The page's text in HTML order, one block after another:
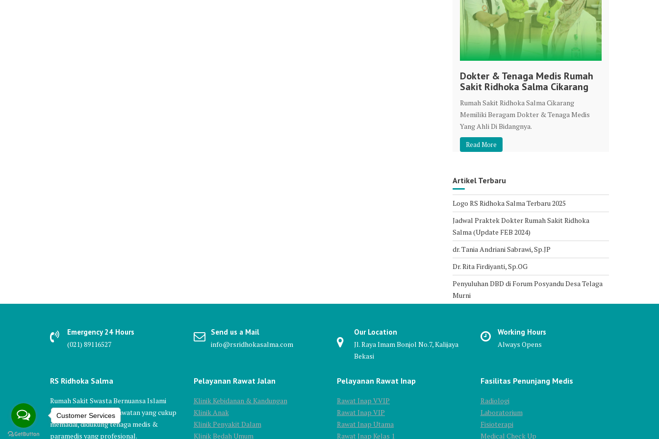
Dokter & Tenaga Medis Rumah
Sakit Ridhoka Salma Cikarang
Rumah Sakit Ridhoka Salma Cikarang
Memiliki Beragam Dokter & Tenaga Medis
Yang Ahli Di Bidangnya.
Read More
Artikel Terbaru
Logo RS Ridhoka Salma Terbaru 2025
Jadwal Praktek Dokter Rumah Sakit Ridhoka
Salma (Update FEB 2024)
dr. Tania Andriani Sabrawi, Sp.JP
Dr. Rita Firdiyanti, Sp.OG
Penyuluhan DBD di Forum Posyandu Desa Telaga
Murni
Emergency 24 Hours
(021) 89116527
Send us a Mail
info@rsridhokasalma.com
Our Location
Jl. Raya Imam Bonjol No.7, Kalijaya
Bekasi
Working Hours
Always Opens
RS Ridhoka Salma
Rumah Sakit Swasta Bernuansa Islami
dengan fasilitas & perawatan yang cukup
memadai, didukung tenaga medis &
paramedis yang profesional.
Pelayanan Rawat Jalan
Klinik Kebidanan & Kandungan
Klinik Anak
Klinik Penyakit Dalam
Klinik Bedah Umum
Pelayanan Rawat Inap
Rawat Inap VVIP
Rawat Inap VIP
Rawat Inap Utama
Rawat Inap Kelas 1
Fasilitas Penunjang Medis
Radiologi
Laboratorium
Fisioterapi
Medical Check Up
Customer Services